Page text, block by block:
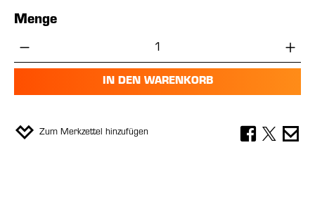
Menge
Produkt Anzahl: Gib den gewünschten
IN DEN WARENKORB
Zum Merkzettel hinzufügen